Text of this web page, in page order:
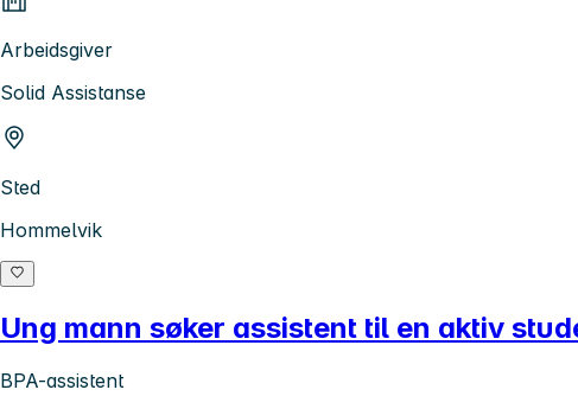
Arbeidsgiver
Solid Assistanse
Sted
Hommelvik
Ung mann søker assistent til en aktiv
BPA-assistent